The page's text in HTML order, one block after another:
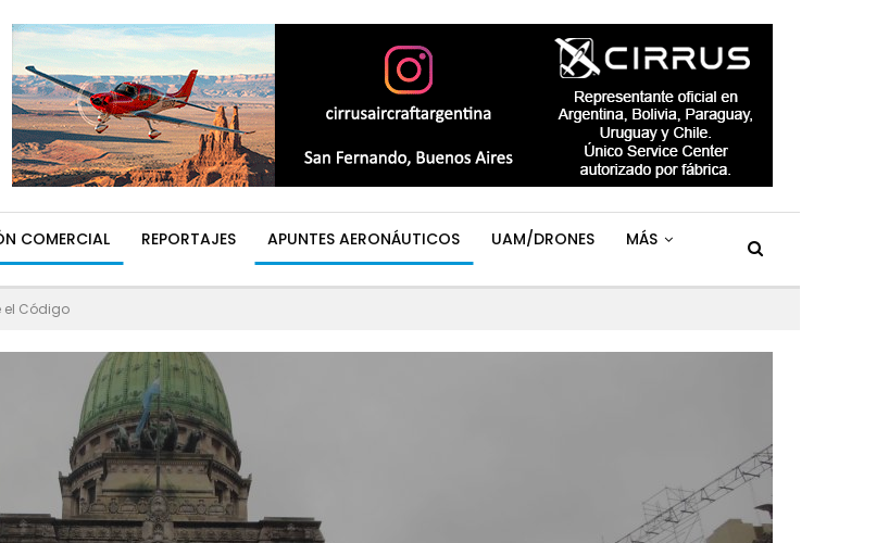
COMERCIAL REPORTAJES APUNTES AERONÁUTICOS UAM/DRONES MÁS
el Código